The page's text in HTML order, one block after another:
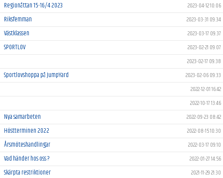
Regionåttan 15-16/4 2023 2023-04-12 10:06
Riksfemman 2023-03-31 09:34
Västklassen 2023-03-17 09:37
SPORTLOV
2023-02-21 09:07
2023-02-17 09:38
Sportlovshoppa på JumpYard
2023-02-06 09:33
2022-12-01 16:42
2022-10-17 13:46
Nya samarbeten 2022-09-23 08:42
Höstterminen 2022 2022-08-15 10:30
Årsmöteshandlingar 2022-03-17 09:10
Vad händer hos oss ? 2022-01-27 14:56
Skärpta restriktioner 2021-11-29 21:30